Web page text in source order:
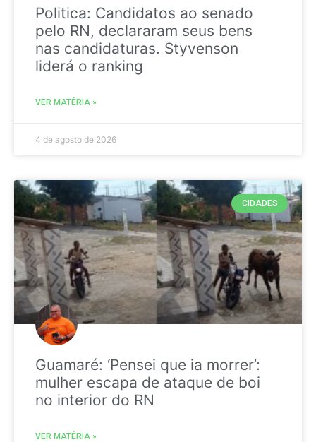
Politica: Candidatos ao senado
pelo RN, declararam seus bens
nas candidaturas. Styvenson
liderá o ranking
VER MATÉRIA »
4 de agosto de 2026
CIDADES
Guamaré: ‘Pensei que ia morrer’:
mulher escapa de ataque de boi
no interior do RN
VER MATÉRIA »